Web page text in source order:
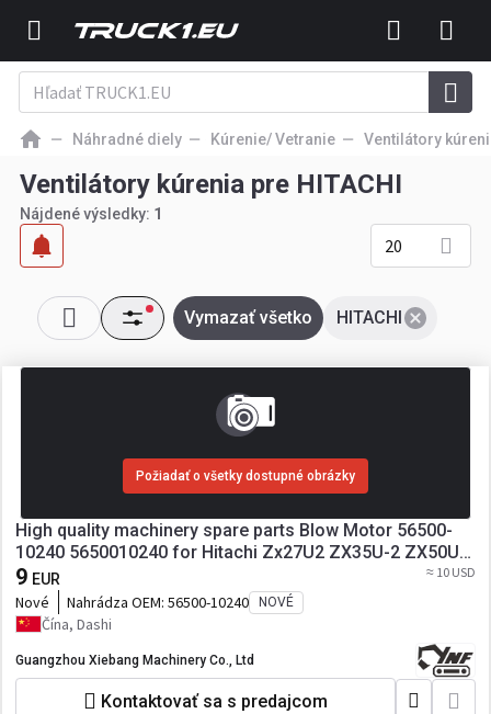
Náhradné diely Kúrenie/ Vetranie Ventilátory
Ventilátory kúrenia pre HITACHI
Nájdené výsledky: 1
20
HITACHI
Vymazať všetko
Požiadať o všetky dostupné obrázky
High quality machinery spare parts Blow Motor 56500-
10240 5650010240 for Hitachi Zx27U2 ZX35U-2 ZX50U-2
ZX27U-3F
9 EUR ≈ 10 USD
Nové Nahrádza OEM: 56500-10240 NOVÉ
Čína, Dashi
Guangzhou Xiebang Machinery Co., Ltd
Kontaktovať sa s predajcom